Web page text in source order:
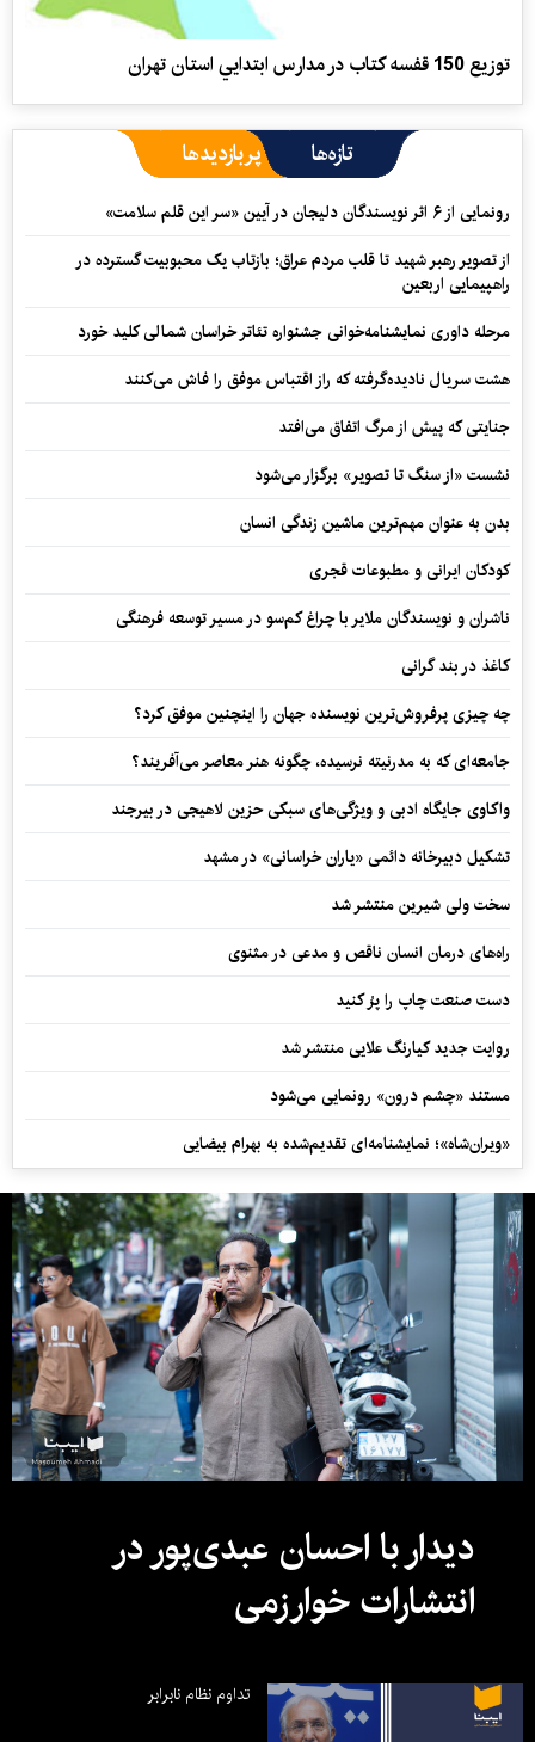
توزيع 150 قفسه كتاب در مدارس ابتدايي استان تهران
تازه‌ها پربازدیدها
رونمایی از ۶ اثر نویسندگان دلیجان در آیین «سر این قلم سلامت»
از تصویر رهبر شهید تا قلب مردم عراق؛ بازتاب یک محبوبیت گسترده در
راهپیمایی اربعین
مرحله داوری نمایشنامه‌خوانی جشنواره تئاتر خراسان شمالی کلید خورد
هشت سریال نادیده‌گرفته که راز اقتباس موفق را فاش می‌کنند
جنایتی که پیش از مرگ اتفاق می‌افتد
نشست «از سنگ تا تصویر» برگزار می‌شود
بدن به عنوان مهم‌ترین ماشین زندگی انسان
کودکان ایرانی و مطبوعات قجری
ناشران و نویسندگان ملایر با چراغ کم‌سو در مسیر توسعه فرهنگی
کاغذ در بند گرانی
چه چیزی پرفروش‌ترین نویسنده جهان را اینچنین موفق کرد؟
جامعه‌ای که به مدرنیته نرسیده، چگونه هنر معاصر می‌آفریند؟
واکاوی جایگاه ادبی و ویژگی‌های سبکی حزین لاهیجی در بیرجند
تشکیل دبیرخانه دائمی «یاران خراسانی» در مشهد
سخت ولی شیرین منتشر شد
راه‌های درمان انسان ناقص و مدعی در مثنوی
دست صنعت چاپ را پرُ کنید
روایت جدید کیارنگ علایی منتشر شد
مستند «چشم درون» رونمایی می‌شود
«ویران‌شاه»؛ نمایشنامه‌ای تقدیم‌شده به بهرام بیضایی
دیدار با احسان عبدی‌پور در
انتشارات خوارزمی
تداوم نظام نابرابر